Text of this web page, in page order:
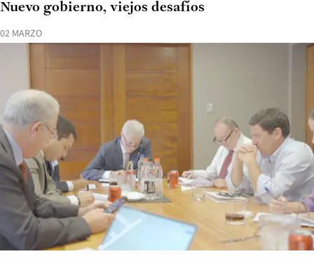
02 MARZO
Nuevo gobierno, viejos desafíos